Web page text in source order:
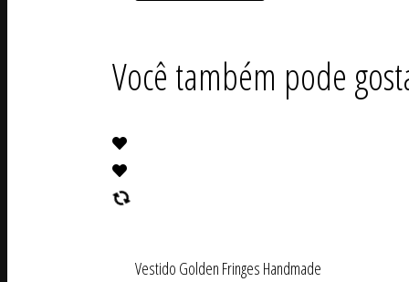
Você também pode
Vestido Golden Fringes Handmade